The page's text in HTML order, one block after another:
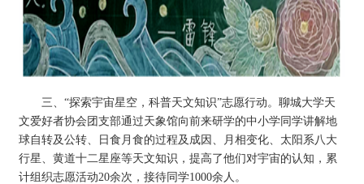
三、“探索宇宙星空，科普天文知识”志愿行动。聊城大学天
文爱好者协会团支部通过天象馆向前来研学的中小学同学讲解地
球自转及公转、日食月食的过程及成因、月相变化、太阳系八大
行星、黄道十二星座等天文知识，提高了他们对宇宙的认知，累
计组织志愿活动20余次，接待同学1000余人。